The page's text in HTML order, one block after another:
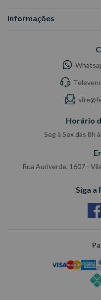
Informações
Horário
Seg à Sex das 8h
Rua Auriverde, 1607 -
Siga a